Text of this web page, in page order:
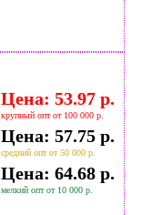
Цена: 53.97 р.
крупный опт от 100 000 р.
Цена: 57.75 р.
средний опт от 50 000 р.
Цена: 64.68 р.
мелкий опт от 10 000 р.